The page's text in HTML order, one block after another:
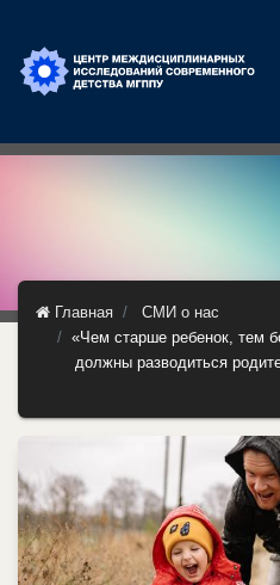
Главная
СМИ о нас
«Чем старше ребенок, тем
должны разводиться